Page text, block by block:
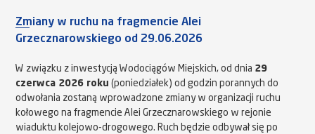
Zmiany w ruchu na fragmencie Alei
Grzecznarowskiego od 29.06.2026
W związku z inwestycją Wodociągów Miejskich, od dnia 29
czerwca 2026 roku (poniedziałek) od godzin porannych do
odwołania zostaną wprowadzone zmiany w organizacji ruchu
kołowego na fragmencie Alei Grzecznarowskiego w rejonie
wiaduktu kolejowo-drogowego. Ruch będzie odbywał się po